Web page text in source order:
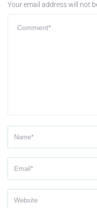
Your email address will not